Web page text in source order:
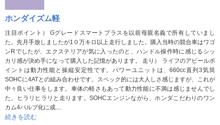
ンドルは軽く、女性でも楽々運転できます。シートはブラウンで
ってもボディーカラーが色褪せることなく10年以上乗ることがで
きます。
気になった点
丸みのあるボディーなので男性向けではなかったかもしれませ
ん。ブレーキがなんだかききにくいかような感じがして何度もデ
ィーラーさんに見てもらいましたが異常なし。毎回異常なしと言
われますがどうもブレーキを踏み込んでもなかなか止まらないこ
ホンダイズム軽
注目ポイント） Gグレードスマートプラスを以前母親名義で所有していまし
た。先月手放しましたが1０万キロ以上走行しました。購入当時の競合車はワゴ
ンRでしたが、エクステリアが気に入ったのと、ハンドル操作時に感じるシッ
カリ感が決め手になって購入した記憶があります。 走り） ライフのアピールポ
イントは動力性能と操縦安定性です。パワーユニットは、660cc直列3気筒
SOHCに4ATとの組み合わせです。スペック的には大人しさ感じますが、これが
中々良い仕事をします。車体の軽さもあって動力性能に不満は感じませんでし
た。ヒラリヒラリと走ります。SOHCエンジンながら、ホンダこだわりのワン
カム4バルブ化に成....
続きを読む